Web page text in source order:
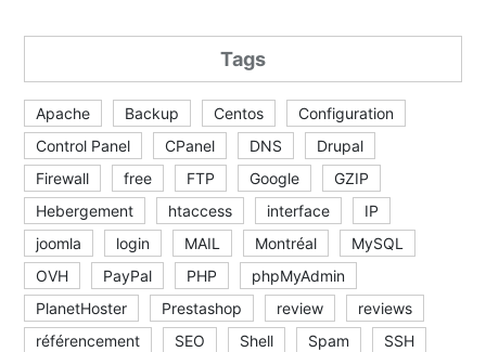
Tags
Apache Backup Centos
Configuration
Control Panel
CPanel DNS
Drupal
Firewall
free FTP Google
GZIP
Hebergement
htaccess interface
IP
joomla
login MAIL Montréal
MySQL
OVH
PayPal PHP
phpMyAdmin
PlanetHoster
Prestashop review
reviews
référencement
SEO Shell Spam
SSH